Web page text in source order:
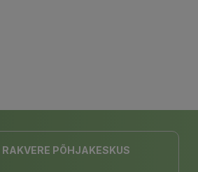
RAKVERE PÕHJAKESKUS